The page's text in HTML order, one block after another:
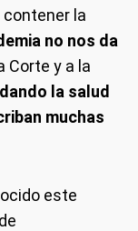
la
no nos da
Corte y a la
la salud
muchas
este